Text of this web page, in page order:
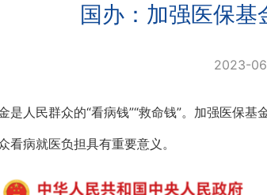
国办：加强医保
2023-
是人民群众的“看病钱”“救命钱”。加强医保
看病就医负担具有重要意义。